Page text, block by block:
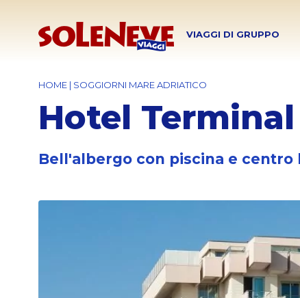
VIAGGI DI GRUPPO
HOME | SOGGIORNI MARE ADRIATICO
Hotel Terminal
Bell'albergo con piscina e centro